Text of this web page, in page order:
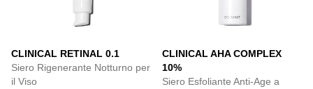
CLINICAL RETINAL 0.1
Siero Rigenerante Notturno per
il Viso
CLINICAL AHA COMPLEX
10%
Siero Esfoliante Anti-Age a